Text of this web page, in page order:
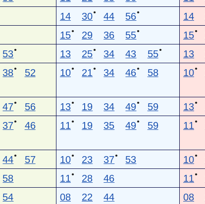
14 30● 44 56● 14
15● 29 36 55● 15●
53● 13 25● 34 43 55 ● 13
38●
52
10● 21 ● 34 46● 58 10●
47● 56 13● 19 34 49● 59 13●
37●
46
11 ● 19 35 49● 59 11 ●
44● 57 10● 23 37● 53 10●
58 11 ● 28 46 11 ●
54 08 22 44 08